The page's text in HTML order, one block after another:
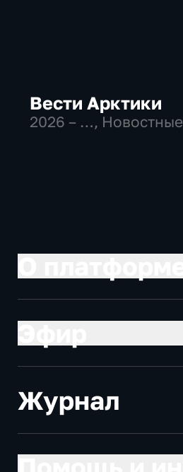
Вести Арктики
2026 – …, Новостные
Журнал